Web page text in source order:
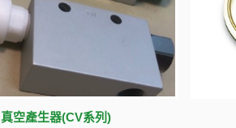
真空產生器(CV系列)